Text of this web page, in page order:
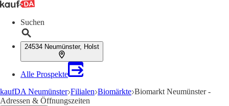
Suchen
24534 Neumünster, Holst
Alle Prospekte
kaufDA Neumünster Filialen Biomärkte Biomarkt Neumünster -
Adressen & Öffnungszeiten